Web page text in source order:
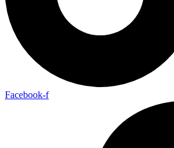
Facebook-f